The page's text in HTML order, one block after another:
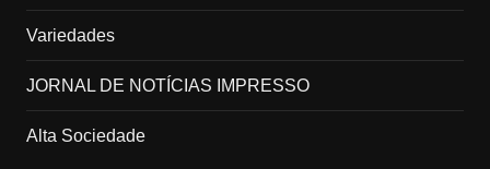
Variedades
JORNAL DE NOTÍCIAS IMPRESSO
Alta Sociedade